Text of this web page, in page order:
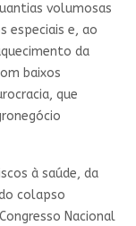
volumosas
especiais e, ao
da
baixos
que
à saúde, da
colapso
Nacional